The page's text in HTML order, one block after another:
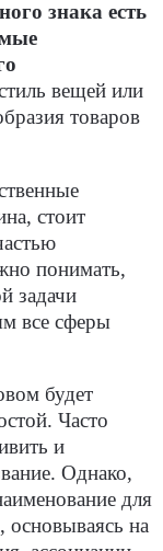
знака есть
вещей или
товаров
стоит
понимать,
задачи
все сферы
будет
Часто
и
Однако,
для
основываясь на